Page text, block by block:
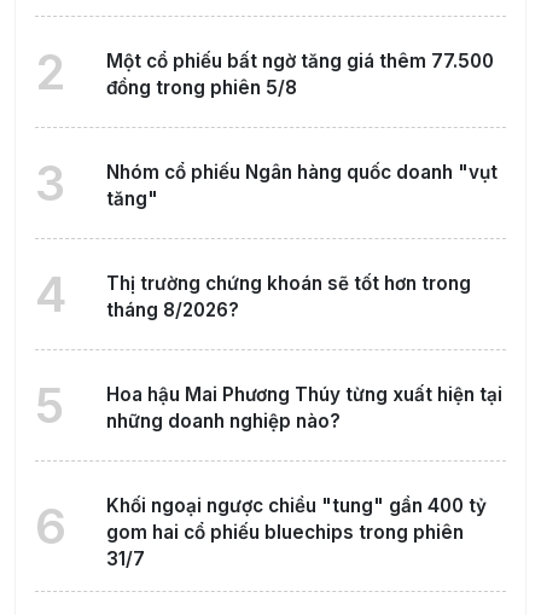
2
Một cổ phiếu bất ngờ tăng giá thêm 77.500
đồng trong phiên 5/8
3
Nhóm cổ phiếu Ngân hàng quốc doanh "vụt
tăng"
4
Thị trường chứng khoán sẽ tốt hơn trong
tháng 8/2026?
5
Hoa hậu Mai Phương Thúy từng xuất hiện tại
những doanh nghiệp nào?
6
Khối ngoại ngược chiều "tung" gần 400 tỷ
gom hai cổ phiếu bluechips trong phiên
31/7